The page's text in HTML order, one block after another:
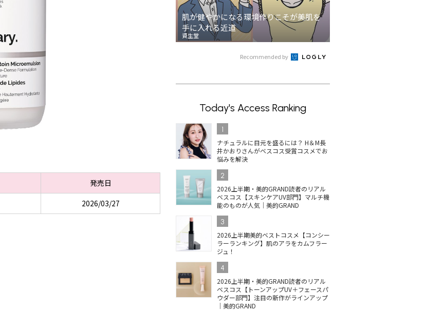
発売日
2026/03/27
肌が健やかになる環境作りこそが美肌を
手に入れる近道
資生堂
Recommended by
Today's Access Ranking
1
ナチュラルに目元を盛るには？ H＆M長
井かおりさんがベスコス受賞コスメでお
悩みを解決
2
2026上半期・美的GRAND読者のリアル
ベスコス【スキンケアUV部門】マルチ機
能のものが人気｜美的GRAND
3
2026上半期美的ベストコスメ【コンシー
ラーランキング】肌のアラをカムフラー
ジュ！
4
2026上半期・美的GRAND読者のリアル
ベスコス【トーンアップUV＋フェースパ
ウダー部門】注目の新作がラインアップ
｜美的GRAND